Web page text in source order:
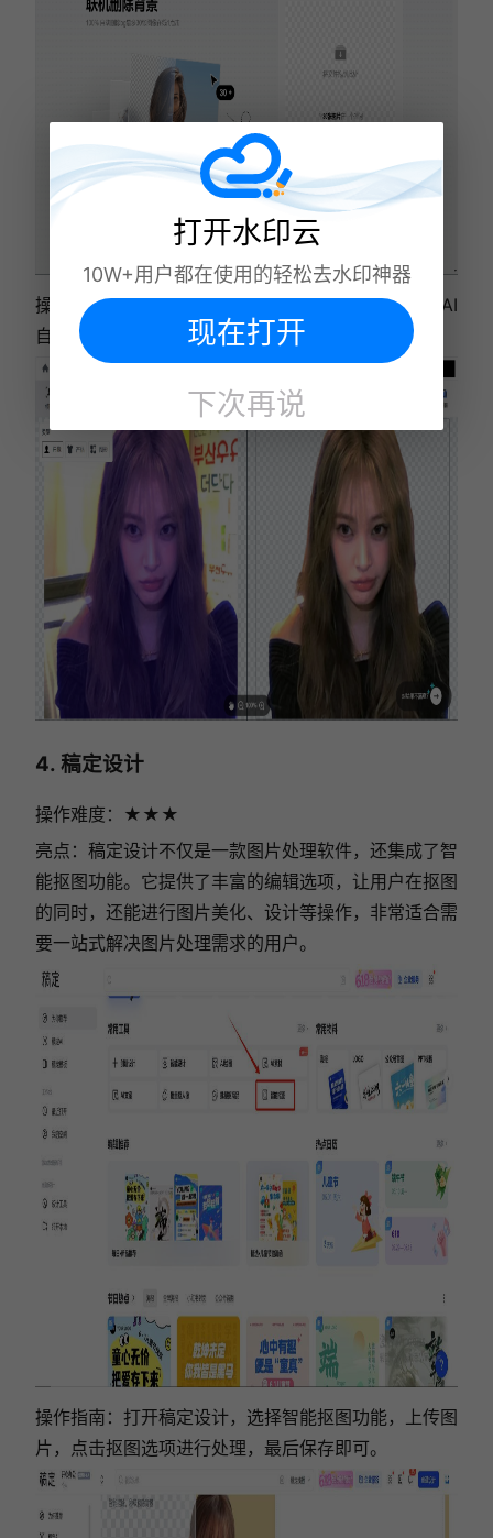
操作流程：访问Fococlipping网站，上传图片，等待AI
自动完成抠图，然后下载或进一步编辑你的图片。
4. 稿定设计
操作难度：★★ ★
亮点：稿定设计不仅是一款图片处理软件，还集成了智
能抠图功能。它提供了丰富的编辑选项，让用户在抠图
的同时，还能进行图片美化、设计等操作，非常适合需
要一站式解决图片处理需求的用户。
操作指南：打开稿定设计，选择智能抠图功能，上传图
片，点击抠图选项进行处理，最后保存即可。
打开水印云
10W+用户都在使用的轻松去水印神器
现在打开
下次再说